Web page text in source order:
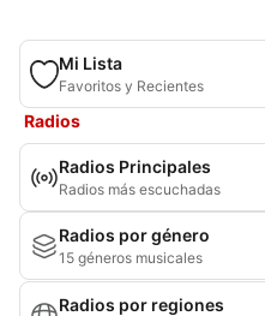
Mi Lista
Favoritos y Recientes
Radios
Radios Principales
Radios más escuchadas
Radios por género
15 géneros musicales
Radios por regiones